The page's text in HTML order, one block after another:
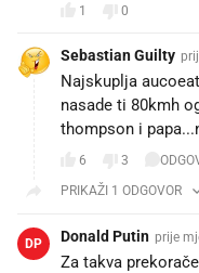
1 0
Sebastian Guilty
Najskuplja
nasade ti 80kmh
thompson i
6 3
PRIKAŽI 1 ODGOVOR
DP Donald Putin prije
Za takva